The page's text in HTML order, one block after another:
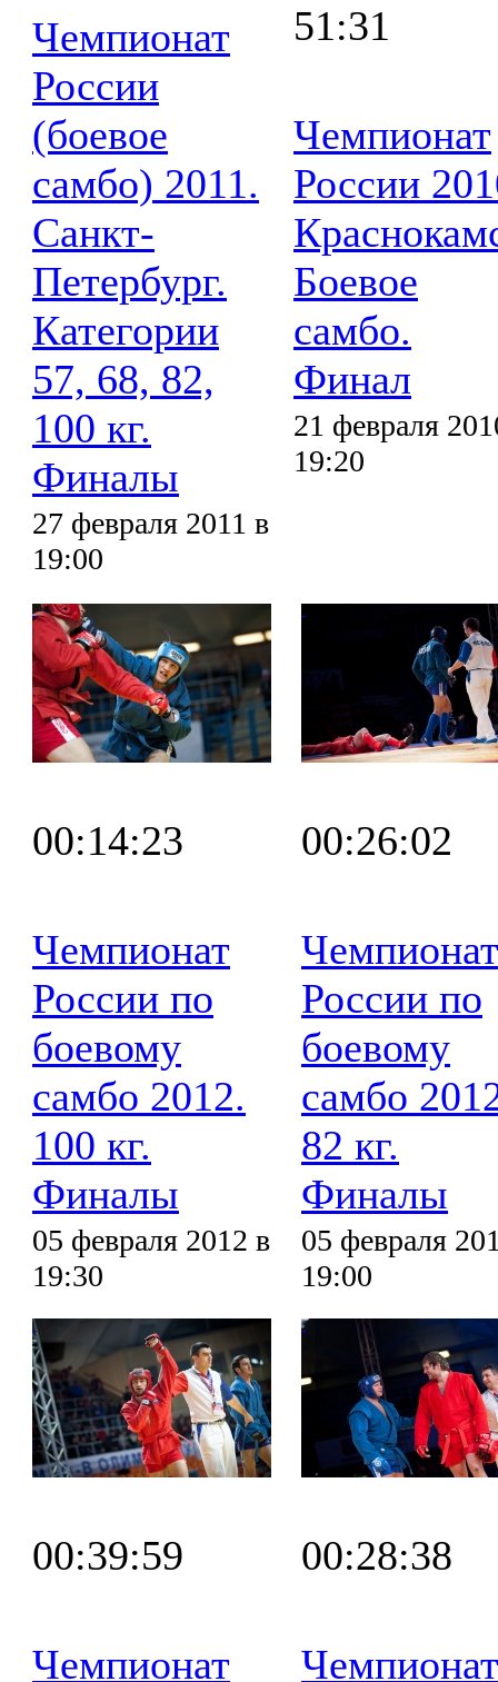
Чемпионат
России
(боевое
самбо) 2011.
Санкт-
Петербург.
Категории
57, 68, 82,
100 кг.
Финалы
27 февраля 2011 в
19:00
51:31
Чемпионат
России
Боевое
самбо.
Финал
21 февраля
19:20
00:14:23
Чемпионат
России по
боевому
самбо 2012.
100 кг.
Финалы
05 февраля 2012 в
19:30
00:26:02
Чемпионат
России по
боевому
самбо
82 кг.
Финалы
05 февраля
19:00
00:39:59
Чемпионат
00:28:38
Чемпионат